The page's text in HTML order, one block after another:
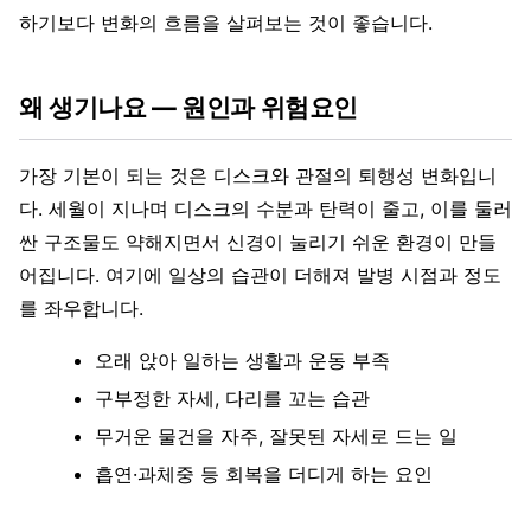
하기보다 변화의 흐름을 살펴보는 것이 좋습니다.
왜 생기나요 — 원인과 위험요인
가장 기본이 되는 것은 디스크와 관절의 퇴행성 변화입니
다. 세월이 지나며 디스크의 수분과 탄력이 줄고, 이를 둘러
싼 구조물도 약해지면서 신경이 눌리기 쉬운 환경이 만들
어집니다. 여기에 일상의 습관이 더해져 발병 시점과 정도
를 좌우합니다.
오래 앉아 일하는 생활과 운동 부족
구부정한 자세, 다리를 꼬는 습관
무거운 물건을 자주, 잘못된 자세로 드는 일
흡연·과체중 등 회복을 더디게 하는 요인